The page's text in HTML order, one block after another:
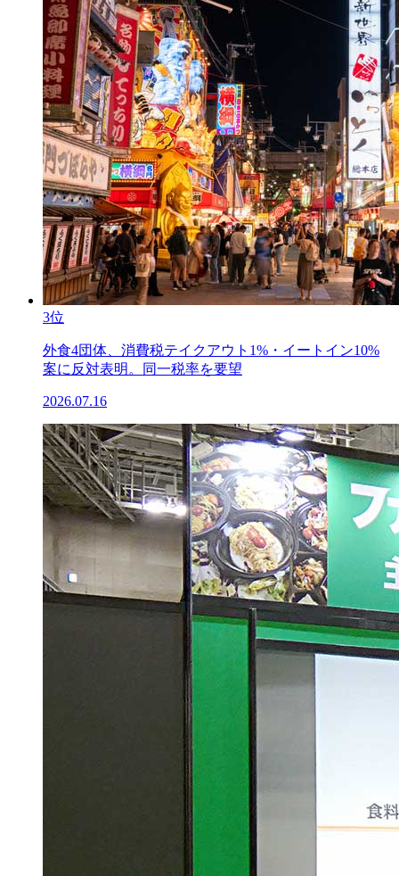
3位
外食4団体、消費税テイクアウト1%・イートイン10%
案に反対表明。同一税率を要望
2026.07.16